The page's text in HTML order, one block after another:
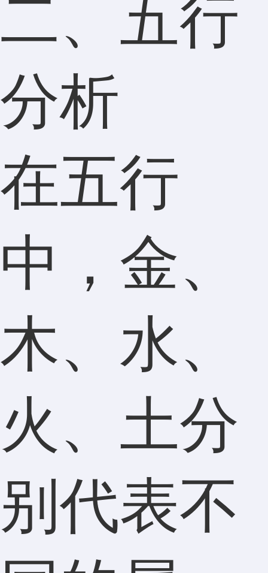
二、五行
分析
在五行
中，金、
木、水、
火、土分
别代表不